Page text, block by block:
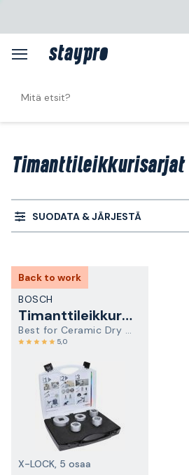
Timanttileikkurisarjat
SUODATA & JÄRJESTÄ
Back to work
BOSCH
Timanttileikkurisarjat
Best for Ceramic Dry Speed
5,0
X-LOCK, 5 osaa